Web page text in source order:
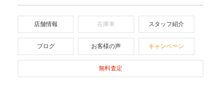
店舗情報 在庫車 スタッフ紹介
ブログ お客様の声 キャンペーン
無料査定